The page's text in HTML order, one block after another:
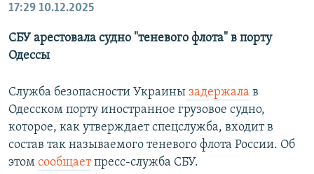
17:29 10.12.2025
СБУ арестовала судно "теневого флота" в порту
Одессы
Служба безопасности Украины задержала в
Одесском порту иностранное грузовое судно,
которое, как утверждает спецслужба, входит в
состав так называемого теневого флота России. Об
этом сообщаетпресс-служба СБУ.